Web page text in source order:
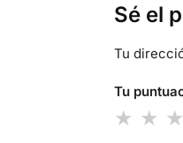
Sé el
Tu
Tu